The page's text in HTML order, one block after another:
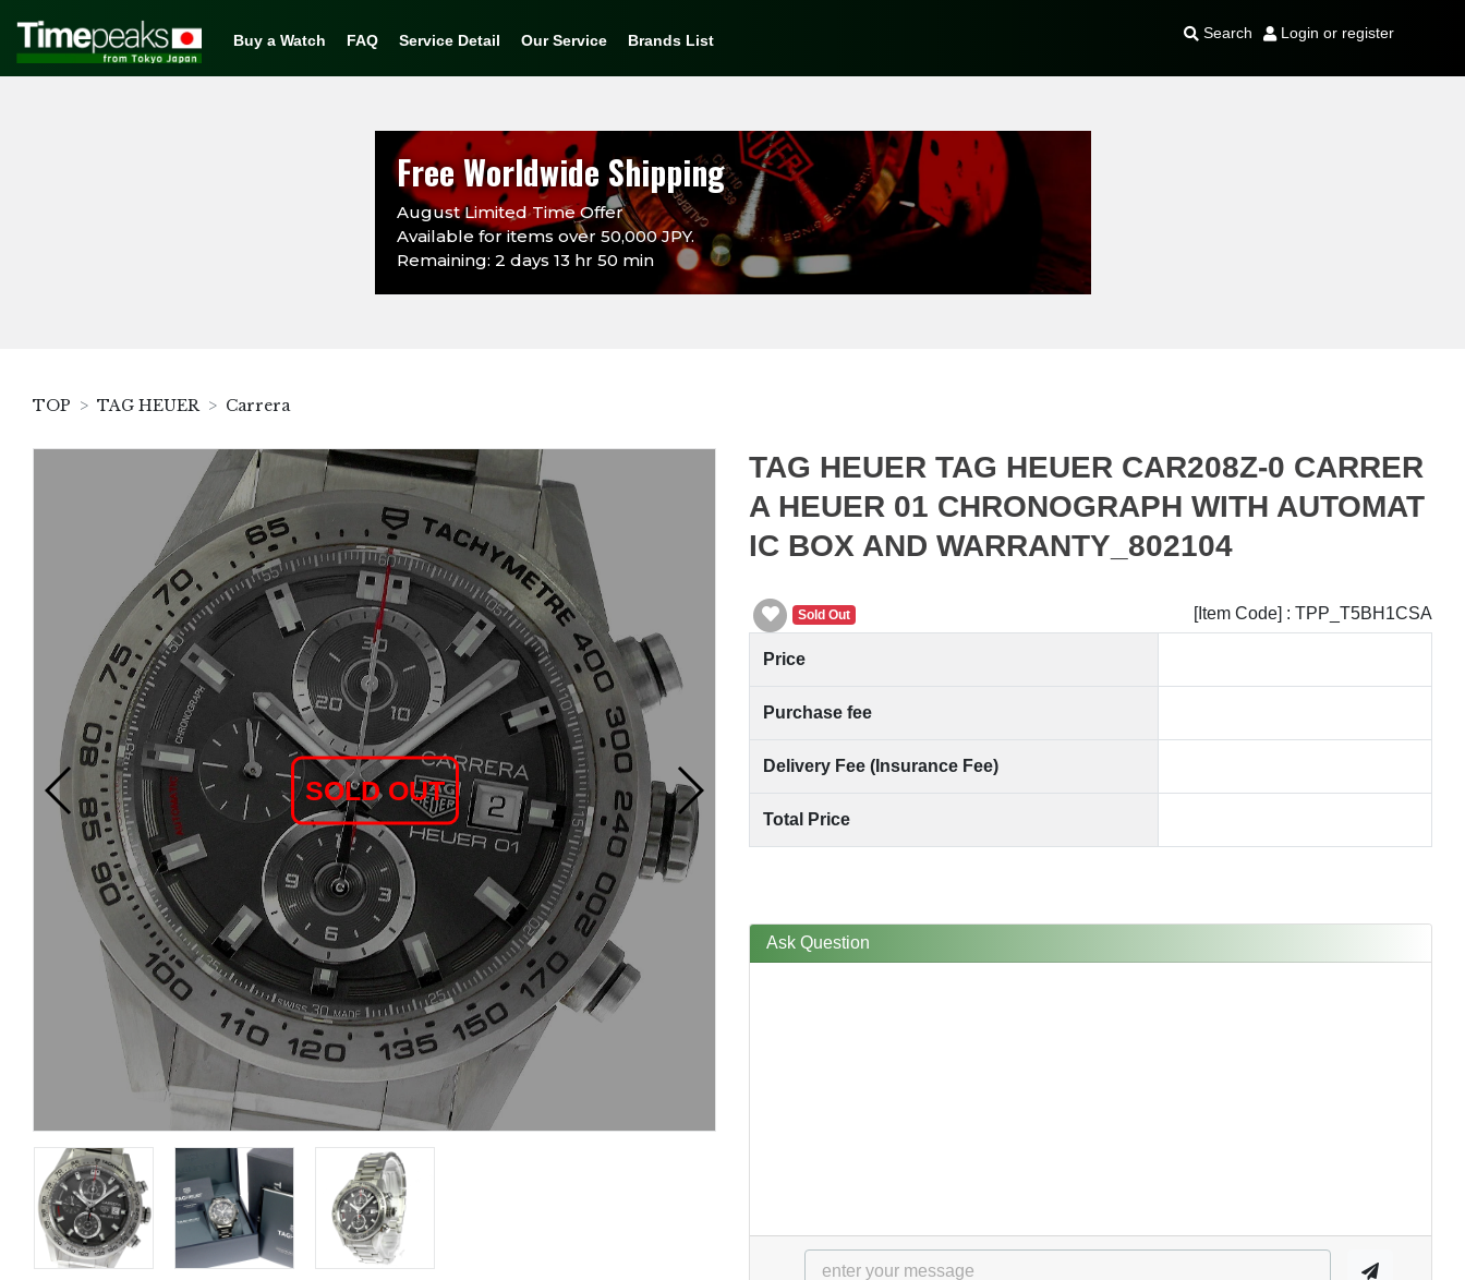
Buy a Watch FAQ Service Detail Our Service Brands List Search Login or register
Free Worldwide Shipping
August Limited Time Offer
Available for items over 50,000 JPY.
Remaining: 2 days 13 hr 50 min
TOP TAG HEUER Carrera
SOLD OUT
TAG HEUER TAG HEUER CAR208Z-0 CARRER
A HEUER 01 CHRONOGRAPH WITH AUTOMAT
IC BOX AND WARRANTY_802104
Sold Out [Item Code] : TPP_T5BH1CSA
Price
Purchase fee
Delivery Fee (Insurance Fee)
Total Price
Ask Question